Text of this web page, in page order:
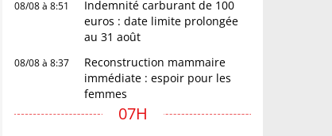
08/08 à 8:51
Indemnité carburant de 100
euros : date limite prolongée
au 31 août
08/08 à 8:37
Reconstruction mammaire
immédiate : espoir pour les
femmes
07H